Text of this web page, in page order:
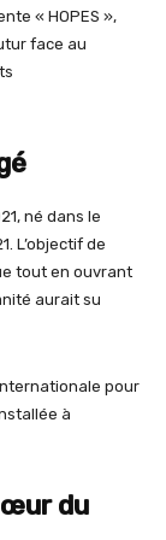
« HOPES »,
face au
né dans le
L’objectif de
tout en ouvrant
aurait su
pour
à
du